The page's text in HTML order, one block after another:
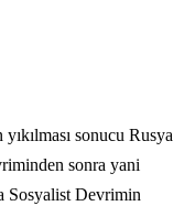
sonucu Rusya
sonra yani
Sosyalist Devrimin